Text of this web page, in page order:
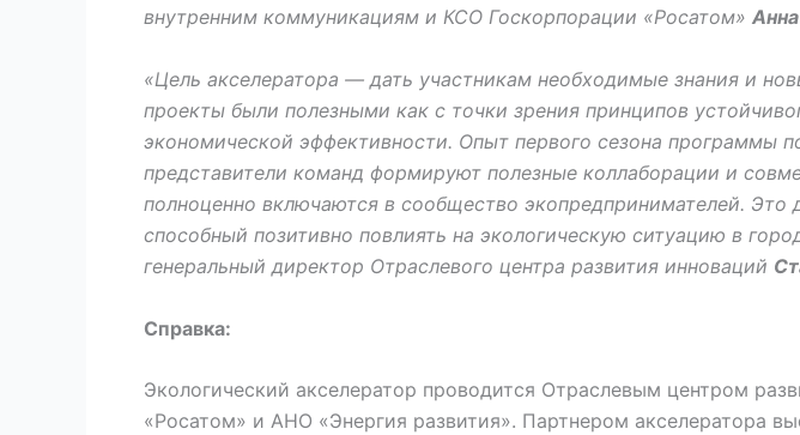
внутренним коммуникациям и КСО Госкорпорации «Росатом»
«Цель акселератора — дать участникам необходимые знания и
проекты были полезными как с точки зрения принципов
экономической эффективности. Опыт первого сезона программы
представители команд формируют полезные коллаборации и
полноценно включаются в сообщество экопредпринимателей. Это
способный позитивно повлиять на экологическую ситуацию в
генеральный директор Отраслевого центра развития инноваций
Справка:
Экологический акселератор проводится Отраслевым центром
«Росатом» и АНО «Энергия развития». Партнером акселератора